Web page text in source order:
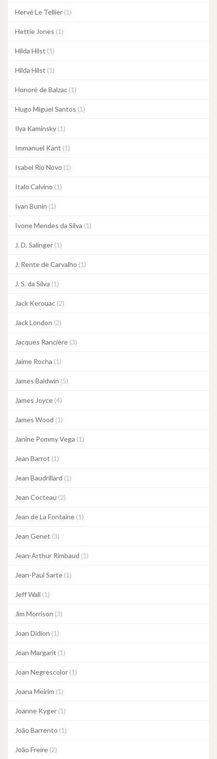
Hervé Le Tellier (1)
Hettie Jones (1)
Hilda Hilst (1)
Hilda Hilst (1)
Honoré de Balzac (1)
Hugo Miguel Santos (1)
Ilya Kaminsky (1)
Immanuel Kant (1)
Isabel Rio Novo (1)
Italo Calvino (1)
Ivan Bunin (1)
Ivone Mendes da Silva (1)
J. D. Salinger (1)
J. Rente de Carvalho (1)
J. S. da Silva (1)
Jack Kerouac (2)
Jack London (2)
Jacques Rancière (3)
Jaime Rocha (1)
James Baldwin (5)
James Joyce (4)
James Wood (1)
Janine Pommy Vega (1)
Jean Barrot (1)
Jean Baudrillard (1)
Jean Cocteau (2)
Jean de La Fontaine (1)
Jean Genet (3)
Jean-Arthur Rimbaud (1)
Jean-Paul Sarte (1)
Jeff Wall (1)
Jim Morrison (3)
Joan Didion (1)
Joan Margarit (1)
Joan Negrescolor (1)
Joana Meirim (1)
Joanne Kyger (1)
João Barrento (1)
João Freire (2)